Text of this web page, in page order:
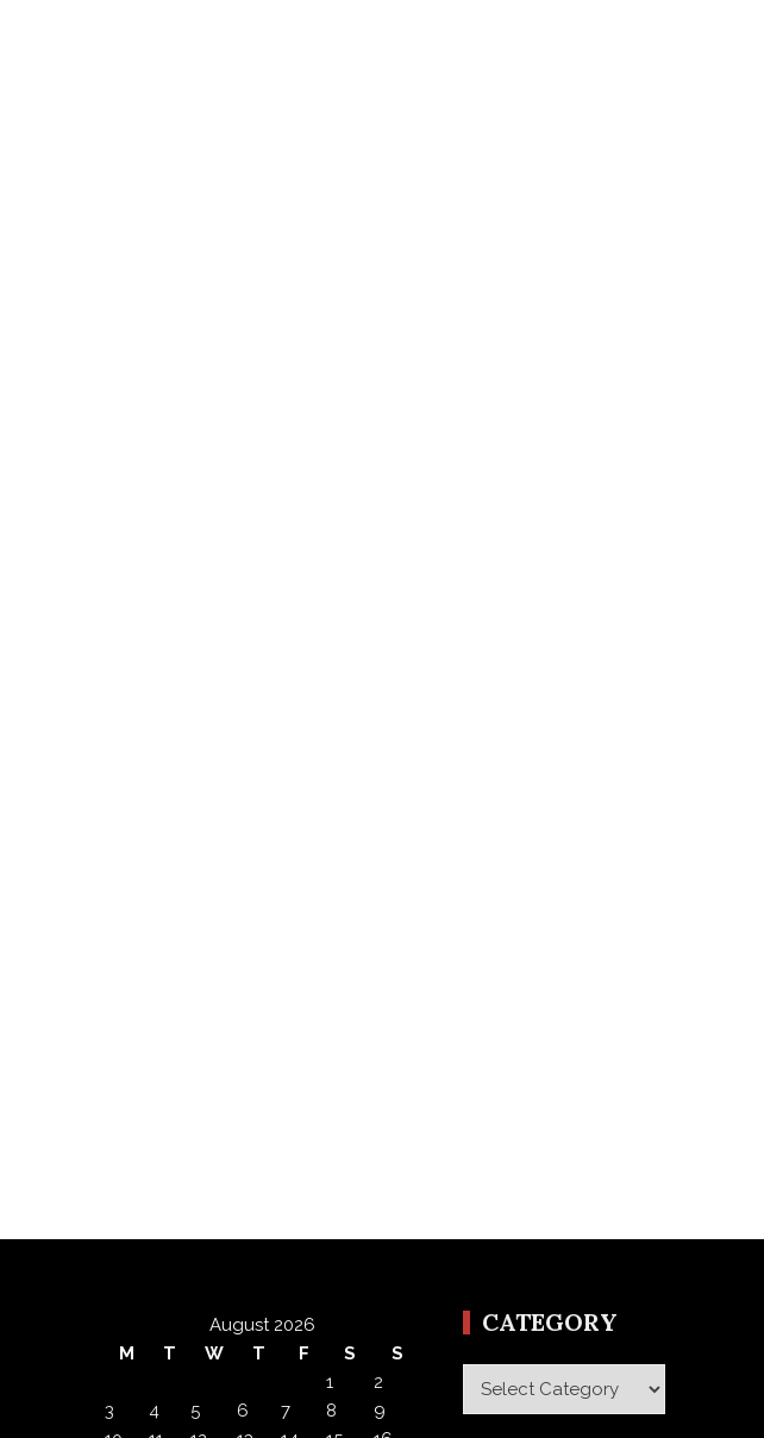
August 2026
M
T W T F S
S
1
2
3
4 5 6 7 8
9
CATEGORY
Category